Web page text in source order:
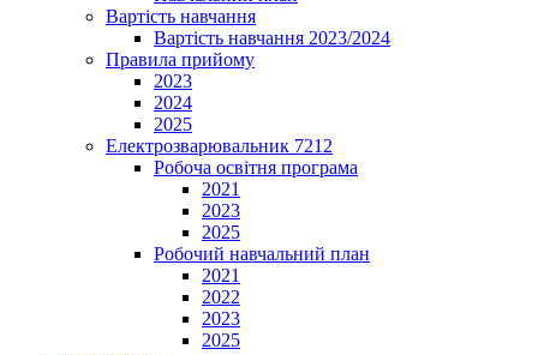
Вартість навчання
Вартість навчання 2023/2024
Правила прийому
2023
2024
2025
Електрозварювальник 7212
Робоча освітня програма
2021
2023
2025
Робочий навчальний план
2021
2022
2023
2025